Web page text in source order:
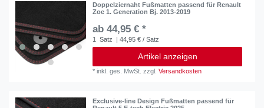
Doppelziernaht Fußmatten passend für Renault
Zoe 1. Generation Bj. 2013-2019
ab 44,95 € *
1 Satz | 44,95 € / Satz
Artikel anzeigen
*inkl. ges. MwSt. zzgl.Versandkosten
Exclusive-line Design Fußmatten passend für